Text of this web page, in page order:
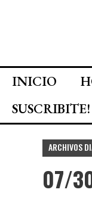
INICIO
SUSCRIBITE!
ARCHIVOS
07/